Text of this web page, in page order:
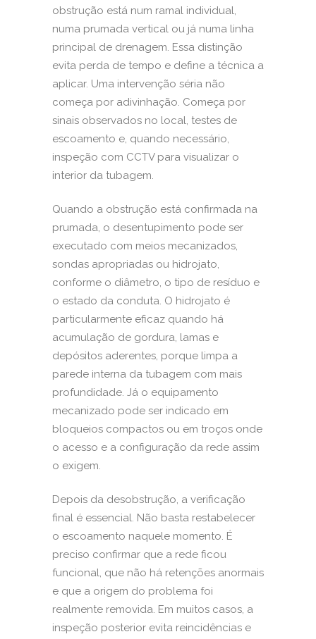
obstrução está num ramal individual,
numa prumada vertical ou já numa linha
principal de drenagem. Essa distinção
evita perda de tempo e define a técnica a
aplicar. Uma intervenção séria não
começa por adivinhação. Começa por
sinais observados no local, testes de
escoamento e, quando necessário,
inspeção com CCTV para visualizar o
interior da tubagem.
Quando a obstrução está confirmada na
prumada, o desentupimento pode ser
executado com meios mecanizados,
sondas apropriadas ou hidrojato,
conforme o diâmetro, o tipo de resíduo e
o estado da conduta. O hidrojato é
particularmente eficaz quando há
acumulação de gordura, lamas e
depósitos aderentes, porque limpa a
parede interna da tubagem com mais
profundidade. Já o equipamento
mecanizado pode ser indicado em
bloqueios compactos ou em troços onde
o acesso e a configuração da rede assim
o exigem.
Depois da desobstrução, a verificação
final é essencial. Não basta restabelecer
o escoamento naquele momento. É
preciso confirmar que a rede ficou
funcional, que não há retenções anormais
e que a origem do problema foi
realmente removida. Em muitos casos, a
inspeção posterior evita reincidências e